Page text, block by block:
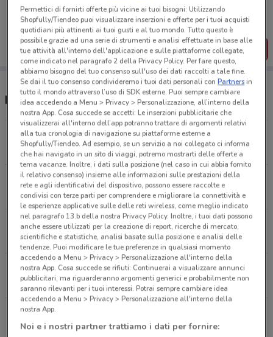
Puoi trovare le migliori offerte dei negozi vicino a te,
salvarle e creare la tua lista del risparmio, comodamente
dal tuo cellulare.
SCARICA L’APP
Negozi Fiat nelle vicinanze
Via Trionfale, 7996 Roma
2 km
Via Trionfale, 7996 Roma
2 km
Via Santa Costanza, 35 Roma
5.1 km
Via Aurelia, 641 Roma
5.3 km
Via Aurelia, 641 Roma
5.3 km
Permettici di fornirti offerte più vicine ai tuoi bisogni: Utilizzando
Shopfully/Tiendeo puoi visualizzare inserzioni e offerte per i tuoi acquisti
quotidiani più attinenti ai tuoi gusti e al tuo mondo. Tutto questo è
possibile grazie ad una serie di strumenti e analisi effettuate in base alle
tue attività all'interno dell'applicazione e sulle piattaforme collegate,
come indicato nel paragrafo 2 della Privacy Policy. Per fare questo,
abbiamo bisogno del tuo consenso sull'uso dei dati raccolti a tale fine.
Se dai il tuo consenso condivideremo i tuoi dati personali conPartnersin
tutto il mondo attraverso l’uso di SDK esterne. Puoi sempre cambiare
idea accedendo a Menu > Privacy > Personalizzazione, all’interno della
nostra App. Cosa succede se accetti: Le inserzioni pubblicitarie che
visualizzerai all'interno dell’app potranno trattare di argomenti relativi
alla tua cronologia di navigazione su piattaforme esterne a
Shopfully/Tiendeo. Ad esempio, se un servizio a noi collegato ci informa
che hai navigato in un sito di viaggi, potremo mostrarti delle offerte a
tema vacanze. Inoltre, i dati sulla posizione (nel caso in cui abbia fornito
il relativo consenso) insieme alle informazioni sulle prestazioni della
rete e agli identificativi del dispositivo, possono essere raccolte e
condivisi con terze parti per comprendere e migliorare la connettività e
le esperienze applicative sulle delle reti wireless, come meglio indicato
nel paragrafo 13.b della nostra Privacy Policy. Inoltre, i tuoi dati possono
anche essere utilizzati per la creazione di report, ricerche di mercato,
scientifiche e statistiche, analisi basate sulla posizione e analisi delle
tendenze. Puoi modificare le tue preferenze in qualsiasi momento
accedendo a Menu > Privacy > Personalizzazione all'interno della
nostra App. Cosa succede se rifiuti: Continuerai a visualizzare annunci
pubblicitari, ma riguarderanno argomenti generici e probabilmente non
saranno rilevanti per i tuoi interessi. Potrai sempre cambiare idea
accedendo a Menu > Privacy > Personalizzazione all'interno della
nostra App.
Noi e i nostri partner trattiamo i dati per fornire: